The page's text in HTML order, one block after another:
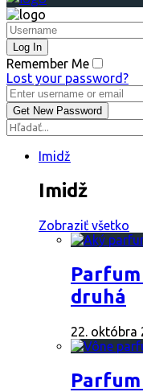
Remember Me
Lost your password?
Imidž
Imidž
Zobraziť všetko
druhá
22. októbra